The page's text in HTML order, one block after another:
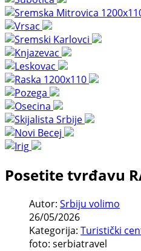
Posetite tvrđavu
Autor: Srbiju volimo
26/05/2026
Kategorija: Turistički
foto: serbiatravel